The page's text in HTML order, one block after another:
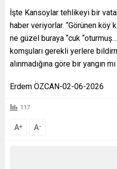
İşte Kansoylar tehlikeyi bir
haber veriyorlar. “Görünen köy
ne güzel buraya “cuk
komşuları gerekli yerlere
alınmadığına göre bir yangın
Erdem ÖZCAN-02-06-2026
117
A+ A-